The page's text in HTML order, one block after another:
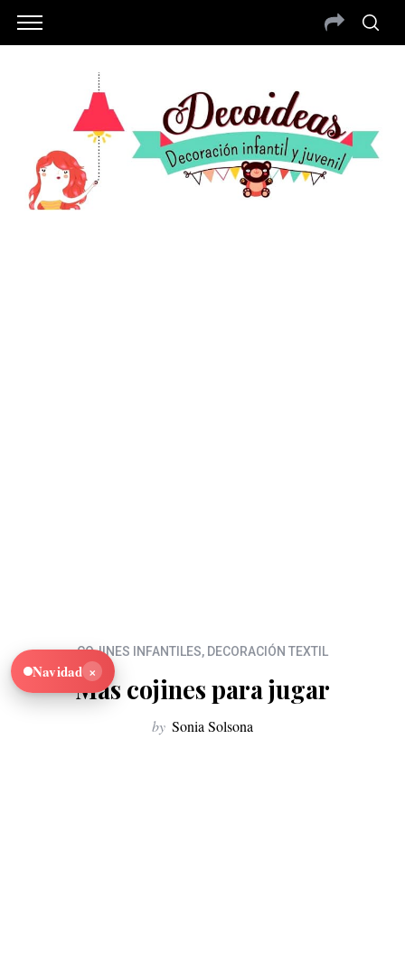
COJINES INFANTILES, DECORACIÓN TEXTIL
Más cojines para jugar
by Sonia Solsona
Navidad ×